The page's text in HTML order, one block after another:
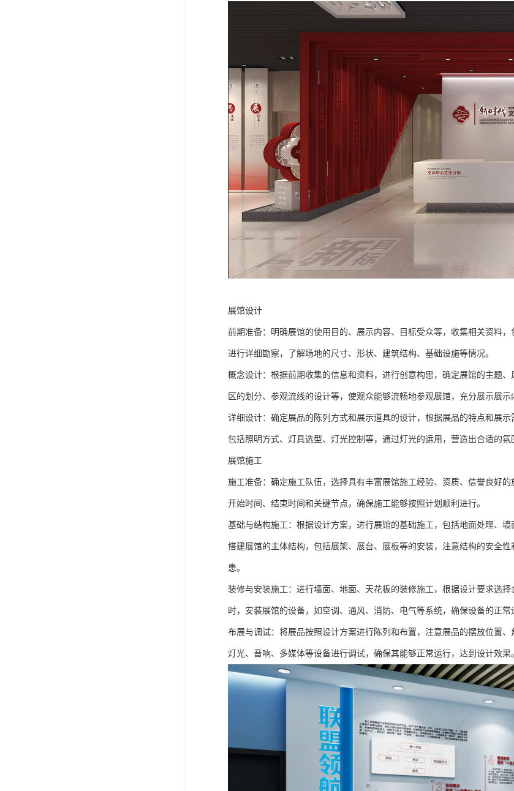
展馆设计
前期准备：明确展馆的使用目的、展示内容、目标受众等，收集相关资料
进行详细勘察，了解场地的尺寸、形状、建筑结构、基础设施等情况。
概念设计：根据前期收集的信息和资料，进行创意构思，确定展馆的主题
区的划分、参观流线的设计等，使观众能够流畅地参观展馆，充分展示展示
详细设计：确定展品的陈列方式和展示道具的设计，根据展品的特点和展
包括照明方式、灯具选型、灯光控制等，通过灯光的运用，营造出合适的氛
展馆施工
施工准备：确定施工队伍，选择具有丰富展馆施工经验、资质、信誉良好
开始时间、结束时间和关键节点，确保施工能够按照计划顺利进行。
基础与结构施工：根据设计方案，进行展馆的基础施工，包括地面处理、
搭建展馆的主体结构，包括展架、展台、展板等的安装，注意结构的安全
患。
装修与安装施工：进行墙面、地面、天花板的装修施工，根据设计要求选
时，安装展馆的设备，如空调、通风、消防、电气等系统，确保设备的正常
布展与调试：将展品按照设计方案进行陈列和布置，注意展品的摆放位置
灯光、音响、多媒体等设备进行调试，确保其能够正常运行，达到设计效果